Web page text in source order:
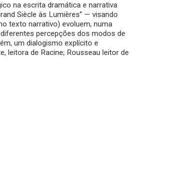
na escrita dramática e narrativa
Siècle às Lumières” — visando
texto narrativo) evoluem, numa
percepções dos modos de
um dialogismo explícito e
leitora de Racine; Rousseau leitor de